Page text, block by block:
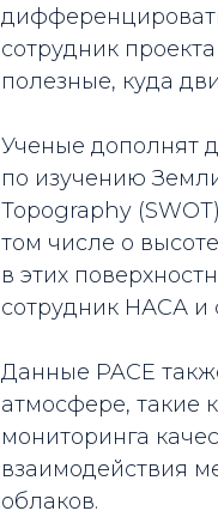
сотрудник
полезные, куда
Ученые дополнят
по изучению
Topography
том числе о
в этих
сотрудник НАСА и
Данные PACE
атмосфере, такие
мониторинга
взаимодействия
облаков.